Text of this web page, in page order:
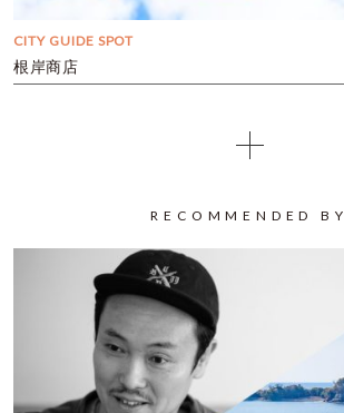
CITY GUIDE SPOT
根岸商店
RECOMMENDED BY